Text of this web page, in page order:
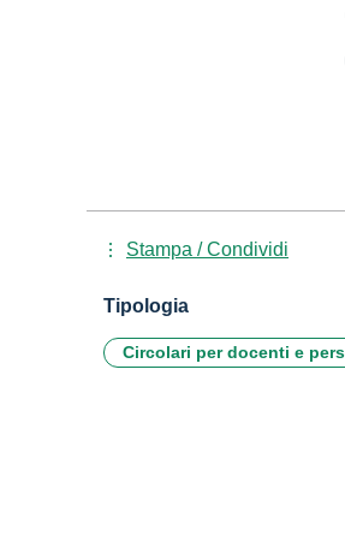
Stampa / Condividi
Tipologia
Circolari per docenti e